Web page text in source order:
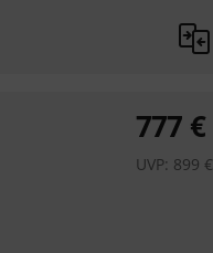
777 €
UVP: 899 €